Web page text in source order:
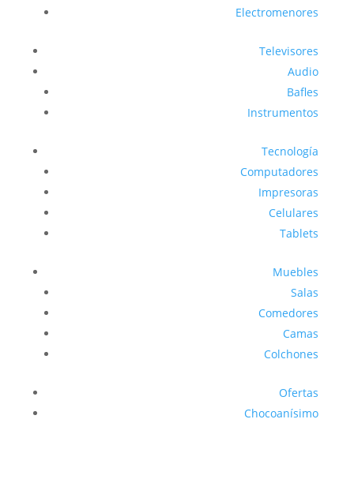
Electromenores
Televisores
Audio
Bafles
Instrumentos
Tecnología
Computadores
Impresoras
Celulares
Tablets
Muebles
Salas
Comedores
Camas
Colchones
Ofertas
Chocoanísimo